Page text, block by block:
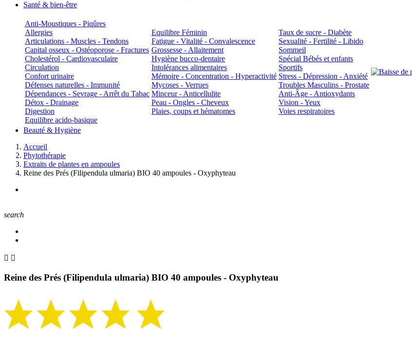
Santé & bien-être
Anti-Moustiques - Piqûres
Allergies
Articulations - Muscles - Tendons
Capital osseux - Ostéoporose - Fractures
Cholestérol - Cardiovasculaire
Circulation
Confort urinaire
Défenses naturelles - Immunité
Dépendances - Sevrage - Arrêt du Tabac
Détox - Drainage
Digestion
Equilibre acido-basique
Equilibre Féminin
Fatigue - Vitalité - Convalescence
Grossesse - Allaitement
Hygiène bucco-dentaire
Intolérances alimentaires
Mémoire - Concentration - Hyperactivité
Mycoses - Verrues
Minceur - Anticellulite
Peau - Ongles - Cheveux
Plaies, coups et hématomes
Taux de sucre - Diabète
Sexualité - Fertilité - Libido
Sommeil
Spécial Bébés et enfants
Sportifs
Stress - Dépression - Anxiété
Troubles Masculins - Prostate
Anti-Âge - Antioxydants
Vision - Yeux
Voies respiratoires
Beauté & Hygiène
Accueil
Phytothérapie
Extraits de plantes en ampoules
Reine des Prés (Filipendula ulmaria) BIO 40 ampoules - Oxyphyteau
search
 
Reine des Prés (Filipendula ulmaria) BIO 40 ampoules - Oxyphyteau